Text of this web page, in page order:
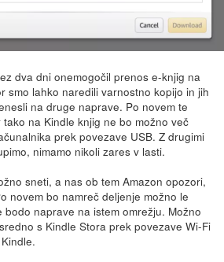
dva dni onemogočil prenos e-knjig na
smo lahko naredili varnostno kopijo in jih
na druge naprave. Po novem te
na Kindle knjig ne bo možno več
prek povezave USB. Z drugimi
nimamo nikoli zares v lasti.
sneti, a nas ob tem Amazon opozori,
novem bo namreč deljenje možno le
naprave na istem omrežju. Možno
s Kindle Stora prek povezave Wi-Fi